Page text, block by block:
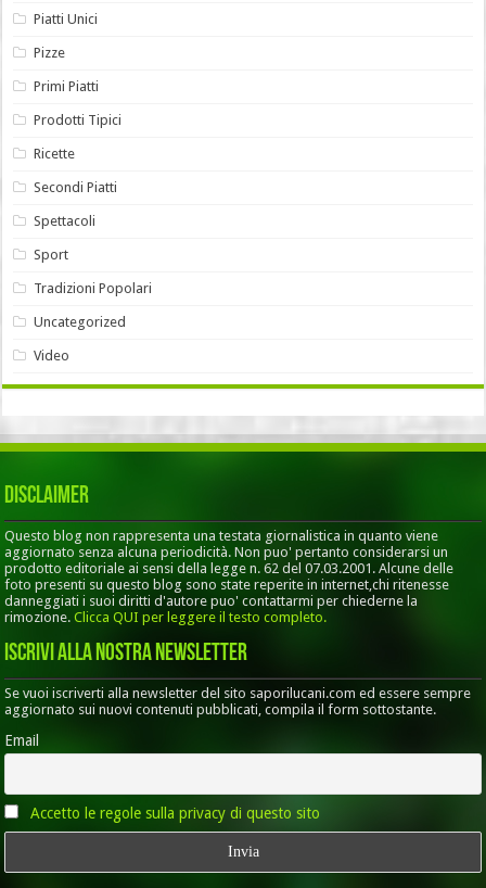
Piatti Unici
Pizze
Primi Piatti
Prodotti Tipici
Ricette
Secondi Piatti
Spettacoli
Sport
Tradizioni Popolari
Uncategorized
Video
Disclaimer
Questo blog non rappresenta una testata giornalistica in quanto viene
aggiornato senza alcuna periodicità. Non puo' pertanto considerarsi un
prodotto editoriale ai sensi della legge n. 62 del 07.03.2001. Alcune delle
foto presenti su questo blog sono state reperite in internet,chi ritenesse
danneggiati i suoi diritti d'autore puo' contattarmi per chiederne la
rimozione.Clicca QUI per leggere il testo completo.
Iscrivi alla nostra Newsletter
Se vuoi iscriverti alla newsletter del sito saporilucani.com ed essere sempre
aggiornato sui nuovi contenuti pubblicati, compila il form sottostante.
Email
Accetto le regole sulla privacy di questo sito